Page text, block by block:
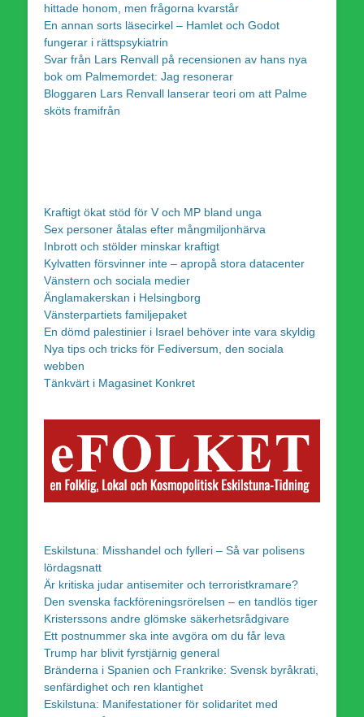
hittade honom, men frågorna kvarstår
En annan sorts läsecirkel – Hamlet och Godot
fungerar i rättspsykiatrin
Svar från Lars Renvall på recensionen av hans nya
bok om Palmemordet: Jag resonerar
Bloggaren Lars Renvall lanserar teori om att Palme
sköts framifrån
Kraftigt ökat stöd för V och MP bland unga
Sex personer åtalas efter mångmiljonhärva
Inbrott och stölder minskar kraftigt
Kylvatten försvinner inte – apropå stora datacenter
Vänstern och sociala medier
Änglamakerskan i Helsingborg
Vänsterpartiets familjepaket
En dömd palestinier i Israel behöver inte vara skyldig
Nya tips och tricks för Fediversum, den sociala
webben
Tänkvärt i Magasinet Konkret
Eskilstuna: Misshandel och fylleri – Så var polisens
lördagsnatt
Är kritiska judar antisemiter och terroristkramare?
Den svenska fackföreningsrörelsen – en tandlös tiger
Kristerssons andre glömske säkerhetsrådgivare
Ett postnummer ska inte avgöra om du får leva
Trump har blivit fyrstjärnig general
Bränderna i Spanien och Frankrike: Svensk byråkrati,
senfärdighet och ren klantighet
Eskilstuna: Manifestationer för solidaritet med